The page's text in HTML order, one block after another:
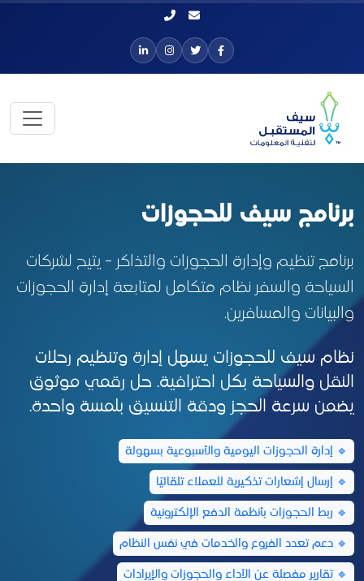
برنامج سيف للحجوزات
برنامج تنظيم وإدارة الحجوزات والتذاكر - يتيح لشركات
السياحة والسفر نظام متكامل لمتابعة إدارة الحجوزات
والبيانات والمسافرين.
نظام سيف للحجوزات يسهل إدارة وتنظيم رحلات
النقل والسياحة بكل احترافية. حل رقمي موثوق
يضمن سرعة الحجز ودقة التنسيق بلمسة واحدة.
🔹 إدارة الحجوزات اليومية والأسبوعية بسهولة
🔹 إرسال إشعارات تذكيرية للعملاء تلقائيًا
🔹 ربط الحجوزات بأنظمة الدفع الإلكترونية
🔹 دعم تعدد الفروع والخدمات في نفس النظام
🔹 تقارير مفصلة عن الأداء والحجوزات والإيرادات